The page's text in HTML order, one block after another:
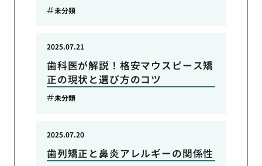
未分類
歯科医が解説！格安マウスピース矯
正の現状と選び方のコツ
2025.07.21
未分類
歯列矯正と鼻炎アレルギーの関係性
2025.07.20